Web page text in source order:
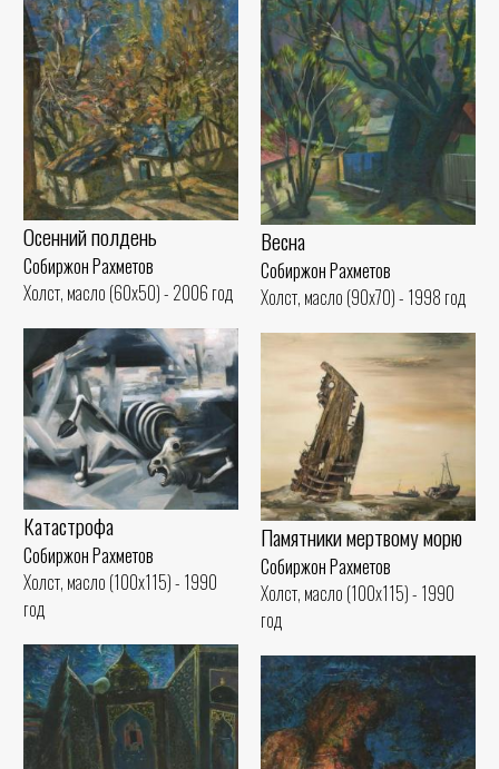
Весна
Собиржон Рахметов
Холст, масло (90x70) - 1998 год
Осенний полдень
Собиржон Рахметов
Холст, масло (60x50) - 2006 год
Катастрофа
Собиржон Рахметов
Холст, масло (100x115) - 1990
год
Памятники мертвому морю
Собиржон Рахметов
Холст, масло (100x115) - 1990
год